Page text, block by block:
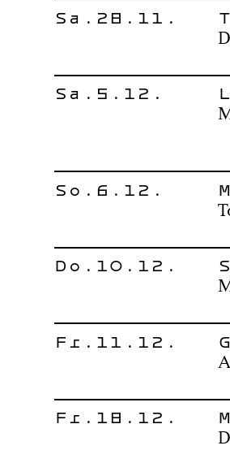
Sa.28.11.
Sa.5.12.
So.6.12.
Do.10.12.
Fr.11.12.
Fr.18.12.